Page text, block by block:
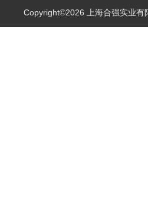
Copyright©2026 上海合强实业